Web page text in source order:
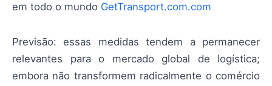
em todo o mundo GetTransport.com.com
Previsão: essas medidas tendem a permanecer
relevantes para o mercado global de logística;
embora não transformem radicalmente o comércio